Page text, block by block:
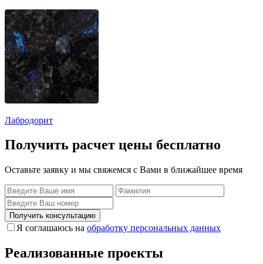
Лабродорит
Получить расчет цены бесплатно
Оставьте заявку и мы свяжемся с Вами в ближайшее время
Получить консультацию
Я соглашаюсь на обработку персональных данных
Реализованные проекты